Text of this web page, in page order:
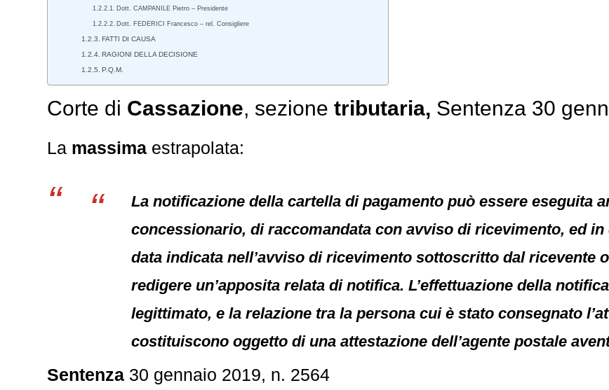
Dott. CAMPANILE Pietro – Presidente
Dott. FEDERICI Francesco – rel. Consigliere
FATTI DI CAUSA
RAGIONI DELLA DECISIONE
P.Q.M.
Corte di Cassazione, sezionetributaria, Sentenza 30
La massima estrapolata:
La notificazione della cartella di pagamento può essere eseguita
concessionario, di raccomandata con avviso di ricevimento, ed
data indicata nell’avviso di ricevimento sottoscritto dal ricevente
redigere un’apposita relata di notifica. L’effettuazione della
legittimato, e la relazione tra la persona cui è stato consegnato
costituiscono oggetto di una attestazione dell’agente postale
Sentenza 30 gennaio 2019, n. 2564